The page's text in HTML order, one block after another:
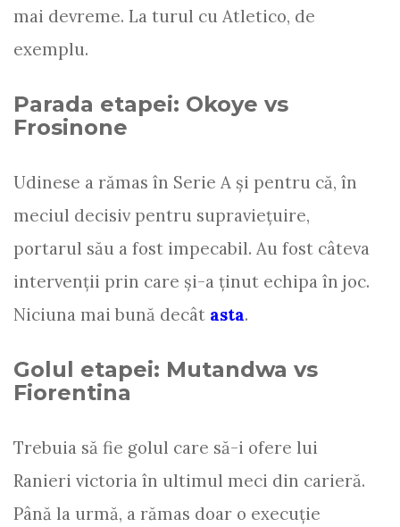
mai devreme. La turul cu Atletico, de
exemplu.
Parada etapei: Okoye vs
Frosinone
Udinese a rămas în Serie A și pentru că, în
meciul decisiv pentru supraviețuire,
portarul său a fost impecabil. Au fost câteva
intervenții prin care și-a ținut echipa în joc.
Niciuna mai bună decât asta.
Golul etapei: Mutandwa vs
Fiorentina
Trebuia să fie golul care să-i ofere lui
Ranieri victoria în ultimul meci din carieră.
Până la urmă, a rămas doar o execuție